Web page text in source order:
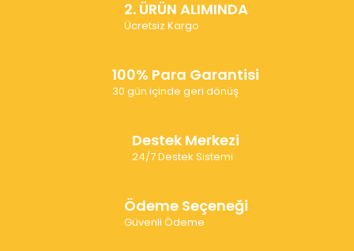
2. ÜRÜN ALIMINDA
Ücretsiz Kargo
100% Para Garantisi
30 gün içinde geri dönüş
Destek Merkezi
24/7 Destek Sistemi
Ödeme Seçeneği
Güvenli Ödeme